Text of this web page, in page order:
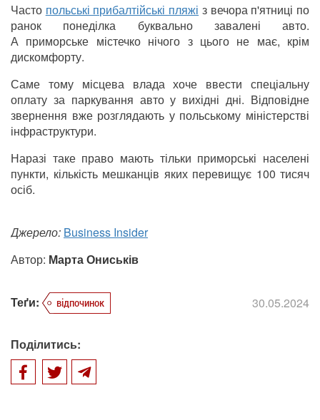
Часто польські прибалтійські пляжі з вечора п'ятниці по
ранок понеділка буквально завалені авто.
А приморське містечко нічого з цього не має, крім
дискомфорту.
Саме тому місцева влада хоче ввести спеціальну
оплату за паркування авто у вихідні дні. Відповідне
звернення вже розглядають у польському міністерстві
інфраструктури.
Наразі таке право мають тільки приморські населені
пункти, кількість мешканців яких перевищує 100 тисяч
осіб.
Джерело: Business Insider
Автор: Марта Ониськів
Теґи: відпочинок 30.05.2024
Поділитись: